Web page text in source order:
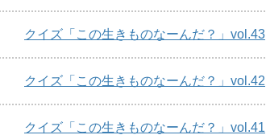
クイズ「この生きものなーんだ？」vol.43
クイズ「この生きものなーんだ？」vol.42
クイズ「この生きものなーんだ？」vol.41